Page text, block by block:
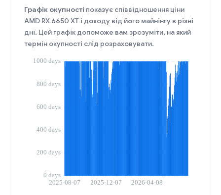
Графік окупності показує співвідношення ціни
AMD RX 6650 XT і доходу від його майнінгу в різні
дні. Цей графік допоможе вам зрозуміти, на який
термін окупності слід розраховувати.